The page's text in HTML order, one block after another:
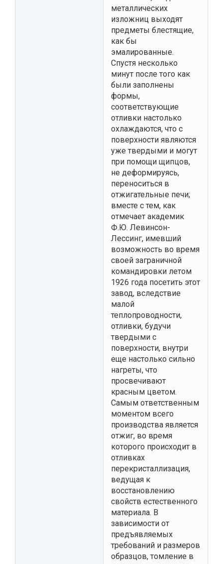
металлических
изложниц выходят
предметы блестящие,
как бы
эмалированные.
Спустя несколько
минут после того как
были заполнены
формы,
соответствующие
отливки настолько
охлаждаются, что с
поверхности являются
уже твердыми и могут
при помощи щипцов,
не деформируясь,
переноситься в
отжигательные печи;
вместе с тем, как
отмечает академик
Ф.Ю. Левинсон-
Лессинг, имевший
возможность во время
своей заграничной
командировки летом
1926 года посетить этот
завод, вследствие
малой
теплопроводности,
отливки, будучи
твердыми с
поверхности, внутри
еще настолько сильно
нагреты, что
просвечивают
красным цветом.
Самым ответственным
моментом всего
производства является
отжиг, во время
которого происходит в
отливках
перекристаллизация,
ведущая к
восстановлению
свойств естественного
материала. В
зависимости от
предъявляемых
требований и размеров
образцов, томление в